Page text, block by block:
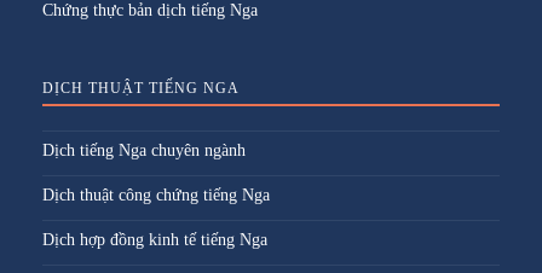
Chứng thực bản dịch tiếng Nga
DỊCH THUẬT TIẾNG NGA
Dịch tiếng Nga chuyên ngành
Dịch thuật công chứng tiếng Nga
Dịch hợp đồng kinh tế tiếng Nga